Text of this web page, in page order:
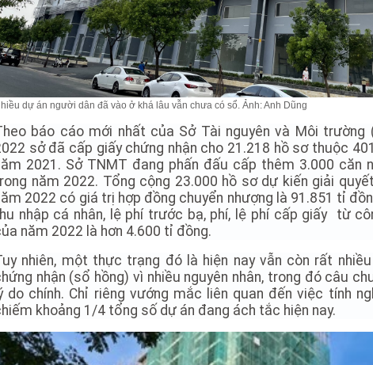
dự án người dân đã vào ở khá lâu vẫn chưa có sổ. Ảnh: Anh Dũng
báo cáo mới nhất của Sở Tài nguyên và Môi trường
sở đã cấp giấy chứng nhận cho 21.218 hồ sơ thuộc
2021. Sở TNMT đang phấn đấu cấp thêm 3.000 căn
năm 2022. Tổng cộng 23.000 hồ sơ dự kiến giải
2022 có giá trị hợp đồng chuyển nhượng là 91.851 tỉ
nhập cá nhân, lệ phí trước bạ, phí, lệ phí cấp giấy từ
năm 2022 là hơn 4.600 tỉ đồng.
nhiên, một thực trạng đó là hiện nay vẫn còn rất
nhận (sổ hồng) vì nhiều nguyên nhân, trong đó câu
do chính. Chỉ riêng vướng mắc liên quan đến việc tính
khoảng 1/4 tổng số dự án đang ách tắc hiện nay.